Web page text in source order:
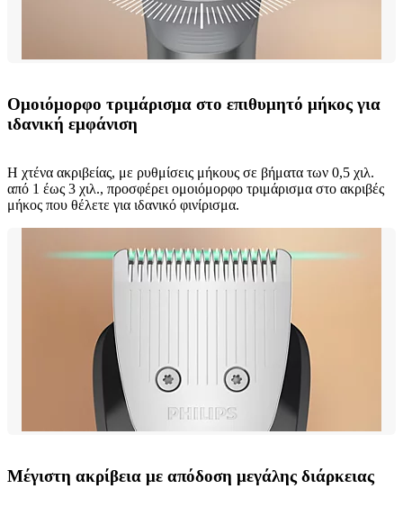
Ομοιόμορφο τριμάρισμα στο επιθυμητό μήκος για
ιδανική εμφάνιση
Η χτένα ακριβείας, με ρυθμίσεις μήκους σε βήματα των 0,5 χιλ.
από 1 έως 3 χιλ., προσφέρει ομοιόμορφο τριμάρισμα στο ακριβές
μήκος που θέλετε για ιδανικό φινίρισμα.
Μέγιστη ακρίβεια με απόδοση μεγάλης διάρκειας